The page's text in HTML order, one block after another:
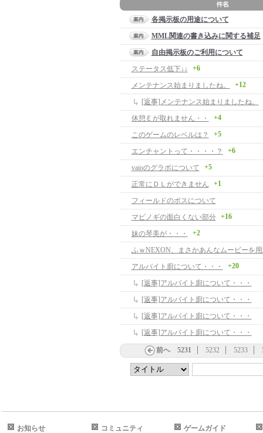
各掲示板の用途について
MML関連の書き込みに関する補足
自由掲示板のご利用について
ステータス低下↓↓
+6
メンテナンス始まりましたね。 +12
[返事]メンテナンス始まりましたね。
休憩Ｅが取れません・・
+4
このゲームのレベルは？ +5
エンチャントって・・・・？ +6
vaioのグラボについて +5
正常にＤＬができません +1
フィールドのボスについて
マビノギの面白くない部分
+16
妹の琴美が・・・ +2
アルバイト廚について・・・ +20
[返事]アルバイト廚について・・・
[返事]アルバイト廚について・・・
[返事]アルバイト廚について・・・
[返事]アルバイト廚について・・・
前へ 5231 5232 5233
お知らせ コミュニティ ゲームガイド